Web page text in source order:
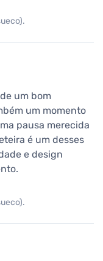
um bom
um momento
pausa merecida
é um desses
e design